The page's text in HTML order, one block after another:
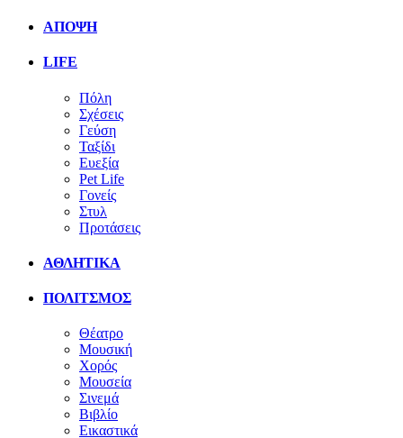
ΑΠΟΨΗ
LIFE
Πόλη
Σχέσεις
Γεύση
Ταξίδι
Ευεξία
Pet Life
Γονείς
Στυλ
Προτάσεις
ΑΘΛΗΤΙΚΑ
ΠΟΛΙΤΣΜΟΣ
Θέατρο
Μουσική
Χορός
Μουσεία
Σινεμά
Βιβλίο
Εικαστικά